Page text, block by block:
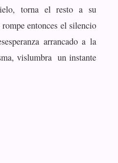
torna el resto a su
entonces el silencio
arrancado a la
vislumbra un instante